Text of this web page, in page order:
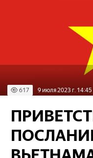
617 9 июля 2023 г. 14:45